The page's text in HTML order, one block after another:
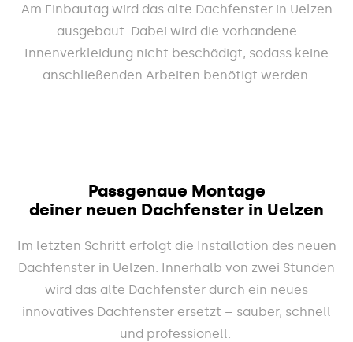
Am Einbautag wird das alte Dachfenster in Uelzen
ausgebaut. Dabei wird die vorhandene
Innenverkleidung nicht beschädigt, sodass keine
anschließenden Arbeiten benötigt werden.
Passgenaue Montage
deiner neuen Dachfenster in Uelzen
Im letzten Schritt erfolgt die Installation des neuen
Dachfenster in Uelzen. Innerhalb von zwei Stunden
wird das alte Dachfenster durch ein neues
innovatives Dachfenster ersetzt – sauber, schnell
und professionell.